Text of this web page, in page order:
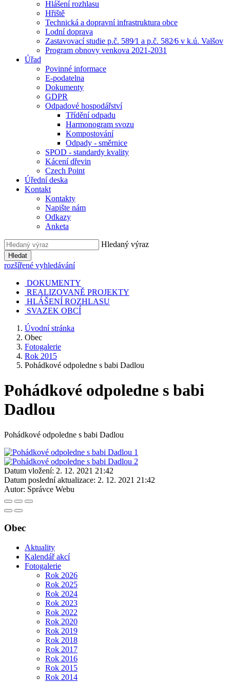
Hlášení rozhlasu
Hřiště
Technická a dopravní infrastruktura obce
Lodní doprava
Zastavovací studie p.č. 589⁄1 a p.č. 582⁄6 v k.ú. Valšov
Program obnovy venkova 2021-2031
Úřad
Povinné informace
E-podatelna
Dokumenty
GDPR
Odpadové hospodářství
Třídění odpadu
Harmonogram svozu
Kompostování
Odpady - směrnice
SPOD - standardy kvality
Kácení dřevin
Czech Point
Úřední deska
Kontakt
Kontakty
Napište nám
Odkazy
Anketa
Hledaný výraz
Hledat
rozšířené vyhledávání
DOKUMENTY
REALIZOVANĚ PROJEKTY
HLÁŠENÍ ROZHLASU
SVAZEK OBCÍ
Úvodní stránka
Obec
Fotogalerie
Rok 2015
Pohádkové odpoledne s babi Dadlou
Pohádkové odpoledne s babi
Dadlou
Pohádkové odpoledne s babi Dadlou
Datum vložení: 2. 12. 2021 21:42
Datum poslední aktualizace: 2. 12. 2021 21:42
Autor: Správce Webu
Obec
Aktuality
Kalendář akcí
Fotogalerie
Rok 2026
Rok 2025
Rok 2024
Rok 2023
Rok 2022
Rok 2020
Rok 2019
Rok 2018
Rok 2017
Rok 2016
Rok 2015
Rok 2014